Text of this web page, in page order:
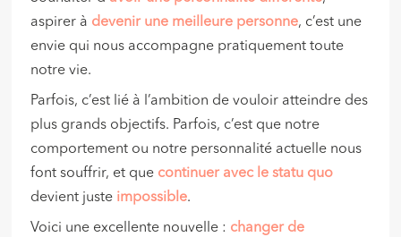
aspirer à devenir une meilleure personne, c’est une
envie qui nous accompagne pratiquement toute
notre vie.
Parfois, c’est lié à l’ambition de vouloir atteindre des
plus grands objectifs. Parfois, c’est que notre
comportement ou notre personnalité actuelle nous
font souffrir, et que continuer avec le statu quo
devient juste impossible.
Voici une excellente nouvelle : changer de